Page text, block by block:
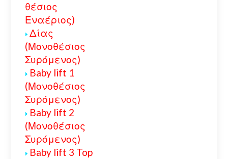
θέσιος
Εναέριος)
Δίας
(Μονοθέσιος
Συρόμενος)
Baby lift 1
(Μονοθέσιος
Συρόμενος)
Baby lift 2
(Μονοθέσιος
Συρόμενος)
Baby lift 3 Top